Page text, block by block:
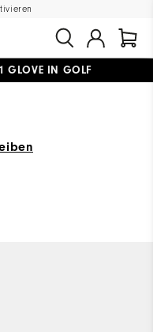
IN GOLF